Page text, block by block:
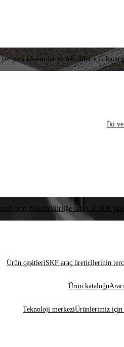
yeni tasarımlar ve teknikler için kanıt
İki ve
çapta bulunabilirliğe sahip 20.000
Ürün çeşitleriSKF araç üreticilerinin
Ürün kataloğu
Teknoloji merkeziÜrünlerimiz için